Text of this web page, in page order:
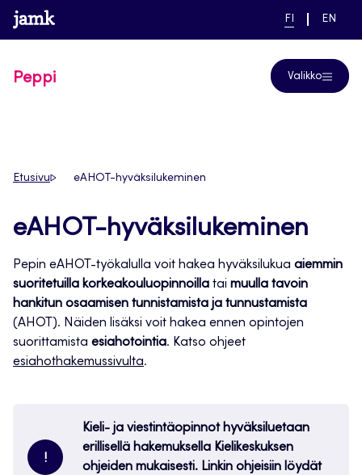
Siirry
suoraan
www.jamk.fi linkki pääsivustolle
NYKYINEN
FI
VAIHDA
EN
Peppi Valikko
Etusivu eAHOT-hyväksilukeminen
eAHOT-hyväksilukeminen
Pepin eAHOT-työkalulla voit hakea hyväksilukua aiemmin
suoritetuilla korkeakouluopinnoilla tai muulla tavoin
hankitun osaamisen tunnistamista ja tunnustamista
(AHOT). Näiden lisäksi voit hakea ennen opintojen
suorittamista esiahotointia. Katso ohjeet
esiahothakemussivulta.
!
Kieli- ja viestintäopinnot hyväksiluetaan
erillisellä hakemuksella Kielikeskuksen
ohjeiden mukaisesti. Linkin ohjeisiin löydät